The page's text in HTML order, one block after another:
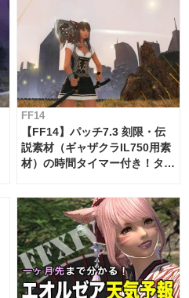
FF14
【FF14】パッチ7.3 刻限・伝
説素材（ギャザクラIL750用素
材）の時間タイマー付き！タイ